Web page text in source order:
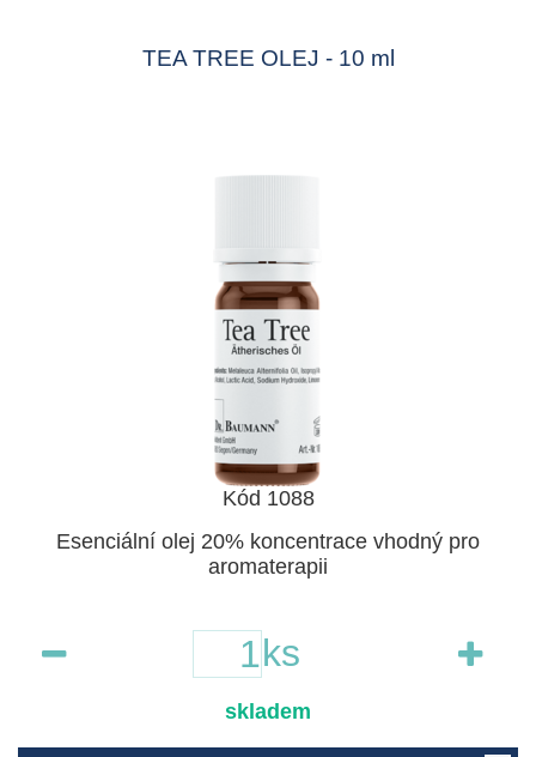
TEA TREE OLEJ - 10 ml
Kód 1088
Esenciální olej 20% koncentrace vhodný pro
aromaterapii
ks
skladem